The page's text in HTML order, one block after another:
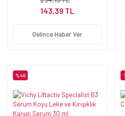
143,39 TL
Gelince Haber Ver
%40